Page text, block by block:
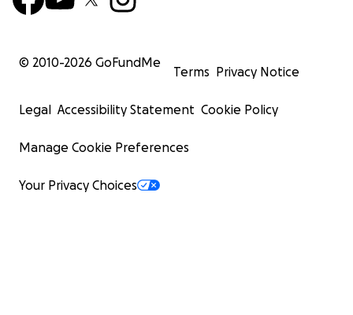
© 2010-2026 GoFundMe
Terms Privacy Notice
Legal Accessibility Statement Cookie Policy
Manage Cookie Preferences
Your Privacy Choices